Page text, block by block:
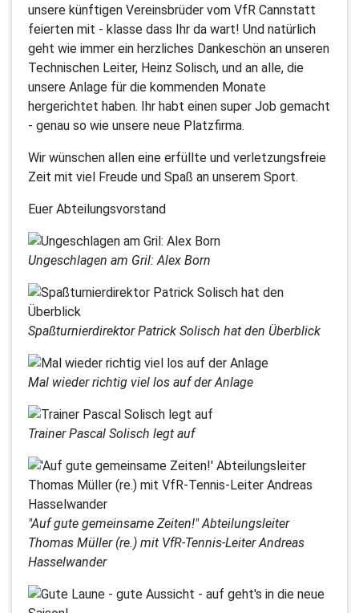
unsere künftigen Vereinsbrüder vom VfR Cannstatt
feierten mit - klasse dass Ihr da wart! Und natürlich
geht wie immer ein herzliches Dankeschön an unseren
Technischen Leiter, Heinz Solisch, und an alle, die
unsere Anlage für die kommenden Monate
hergerichtet haben. Ihr habt einen super Job gemacht
- genau so wie unsere neue Platzfirma.
Wir wünschen allen eine erfüllte und verletzungsfreie
Zeit mit viel Freude und Spaß an unserem Sport.
Euer Abteilungsvorstand
Ungeschlagen am Gril: Alex Born
Spaßturnierdirektor Patrick Solisch hat den Überblick
Mal wieder richtig viel los auf der Anlage
Trainer Pascal Solisch legt auf
"Auf gute gemeinsame Zeiten!" Abteilungsleiter
Thomas Müller (re.) mit VfR-Tennis-Leiter Andreas
Hasselwander